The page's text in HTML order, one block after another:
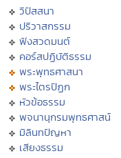
วิปัสสนา
ปริวาสกรรม
ฟังสวดมนต์
คอร์สปฏิบัติธรรม
พระพุทธศาสนา
พระไตรปิฏก
หัวข้อธรรม
พจนานุกรมพุทธศาสน์
มิลินทปัญหา
เสียงธรรม